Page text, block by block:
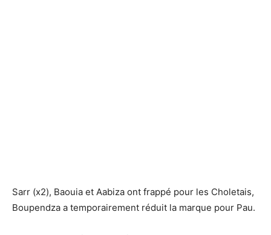
Sarr (x2), Baouia et Aabiza ont frappé pour les Choletais,
Boupendza a temporairement réduit la marque pour Pau.